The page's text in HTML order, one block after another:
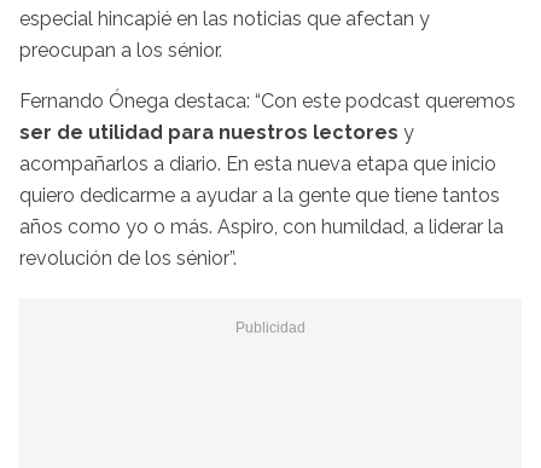
especial hincapié en las noticias que afectan y
preocupan a los sénior.
Fernando Ónega destaca: “Con este podcast queremos
ser de utilidad para nuestros lectores y
acompañarlos a diario. En esta nueva etapa que inicio
quiero dedicarme a ayudar a la gente que tiene tantos
años como yo o más. Aspiro, con humildad, a liderar la
revolución de los sénior”.